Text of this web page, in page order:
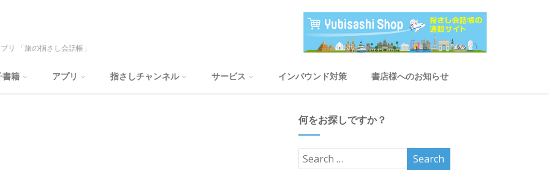
リ 「旅の指さし会話帳」
書籍 アプリ 指さしチャンネル サービス インバウンド対策 書店様へのお知らせ
何をお探しですか？